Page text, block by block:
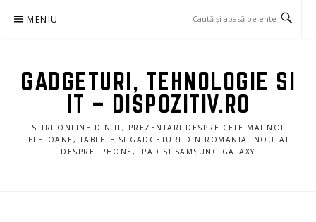
MENIU
GADGETURI, TEHNOLOGIE SI
IT – DISPOZITIV.RO
STIRI ONLINE DIN IT, PREZENTARI DESPRE CELE MAI NOI
TELEFOANE, TABLETE SI GADGETURI DIN ROMANIA. NOUTATI
DESPRE IPHONE, IPAD SI SAMSUNG GALAXY